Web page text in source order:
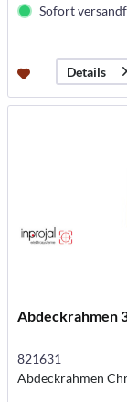
Sofort
Details
Abdeckrahmen
821631
Abdeckrahmen